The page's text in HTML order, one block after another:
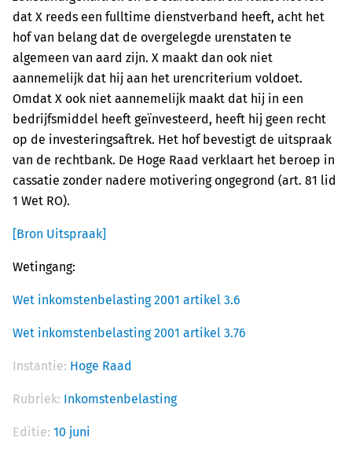
dat X reeds een fulltime dienstverband heeft, acht het
hof van belang dat de overgelegde urenstaten te
algemeen van aard zijn. X maakt dan ook niet
aannemelijk dat hij aan het urencriterium voldoet.
Omdat X ook niet aannemelijk maakt dat hij in een
bedrijfsmiddel heeft geïnvesteerd, heeft hij geen recht
op de investeringsaftrek. Het hof bevestigt de uitspraak
van de rechtbank. De Hoge Raad verklaart het beroep in
cassatie zonder nadere motivering ongegrond (art. 81 lid
1 Wet RO).
[Bron Uitspraak]
Wetingang:
Wet inkomstenbelasting 2001 artikel 3.6
Wet inkomstenbelasting 2001 artikel 3.76
Instantie: Hoge Raad
Rubriek: Inkomstenbelasting
Editie: 10 juni